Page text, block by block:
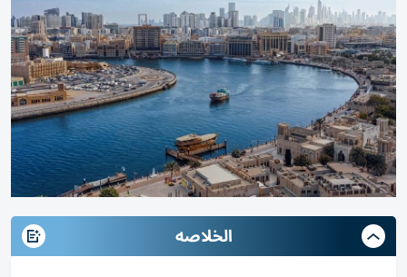
الخلاصه